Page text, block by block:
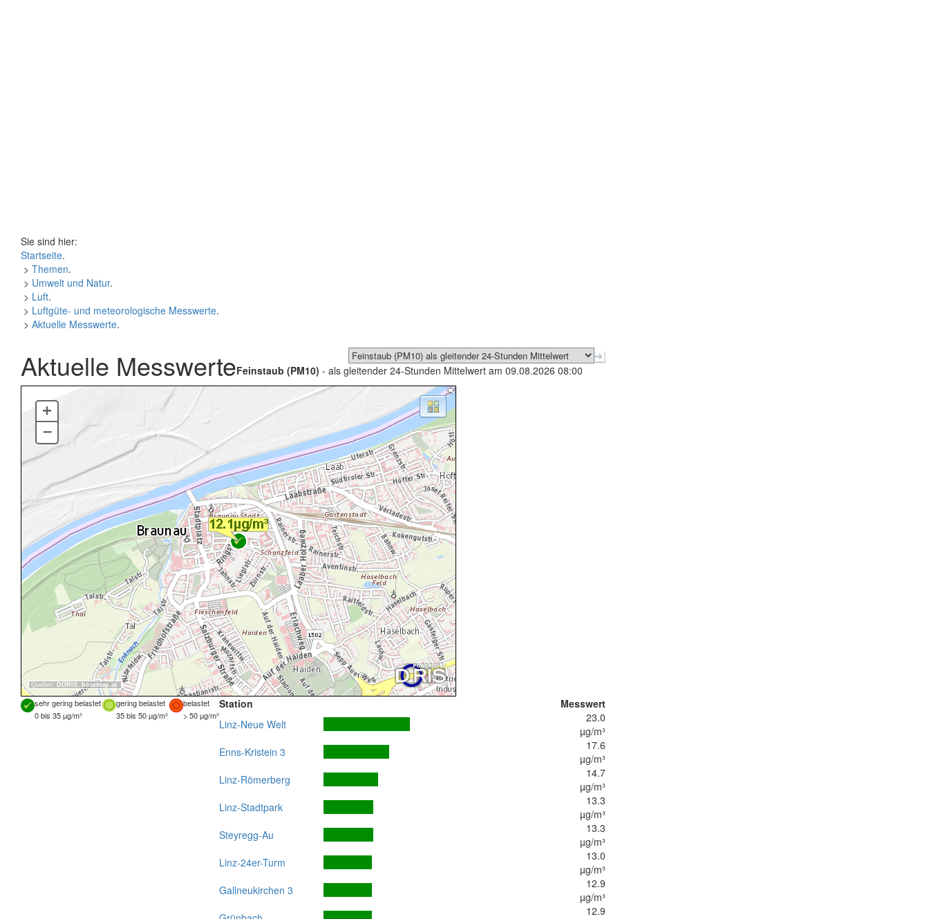
Sie sind hier:
Startseite.
> Themen.
> Umwelt und Natur.
> Luft.
> Luftgüte- und meteorologische Messwerte.
> Aktuelle Messwerte.
Aktuelle MesswerteFeinstaub (PM10) - als gleitender 24-Stunden Mittelwert am 09.08.2026 08:00
Quellen: DORIS, basemap.at
+
–
sehr gering belastet gering belastet
belastet
0 bis 35 µg/m³
35 bis 50 µg/m³ > 50 µg/m³
Station
Messwert
Linz-Neue Welt
23.0
µg/m³
Enns-Kristein 3
17.6
µg/m³
Linz-Römerberg
14.7
µg/m³
Linz-Stadtpark
13.3
µg/m³
Steyregg-Au
13.3
µg/m³
Linz-24er-Turm
13.0
µg/m³
Gallneukirchen 3
12.9
µg/m³
12.9